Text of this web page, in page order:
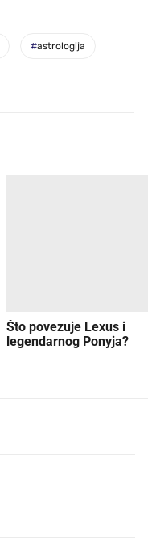
#astrologija
Što povezuje Lexus i
legendarnog Ponyja?